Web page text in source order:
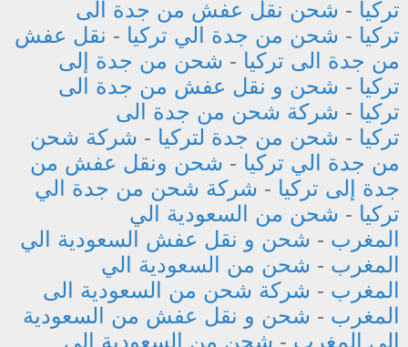
تركيا - شحن نقل عفش من جدة الى
تركيا - شحن من جدة الي تركيا - نقل عفش
من جدة الى تركيا - شحن من جدة إلى
تركيا - شحن و نقل عفش من جدة الى
تركيا - شركة شحن من جدة الى
تركيا - شحن من جدة لتركيا - شركة شحن
من جدة الي تركيا - شحن ونقل عفش من
جدة إلى تركيا - شركة شحن من جدة الي
تركيا - شحن من السعودية الي
المغرب - شحن و نقل عفش السعودية الي
المغرب - شحن من السعودية الي
المغرب - شركة شحن من السعودية الى
المغرب - شحن و نقل عفش من السعودية
الي المغرب - شحن من السعودية الي